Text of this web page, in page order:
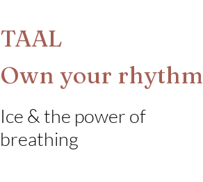
TAAL
Own your rhythm
Ice & the power of
breathing